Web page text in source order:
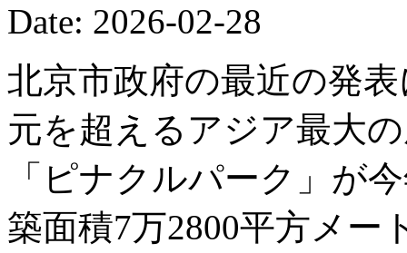
Date: 2026-02-28
北京市政府の最近の発
元を超えるアジア最大
「ピナクルパーク」が
築面積7万2800平方メ